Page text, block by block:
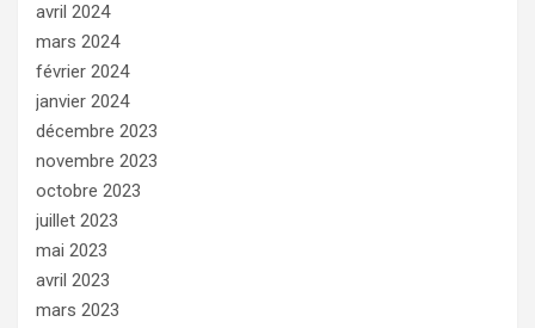
avril 2024
mars 2024
février 2024
janvier 2024
décembre 2023
novembre 2023
octobre 2023
juillet 2023
mai 2023
avril 2023
mars 2023